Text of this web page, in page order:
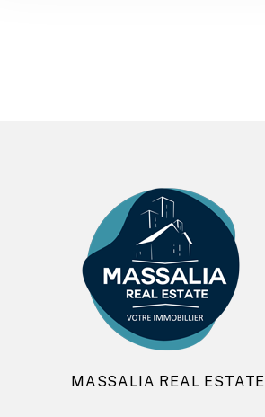
MASSALIA REAL ESTATE